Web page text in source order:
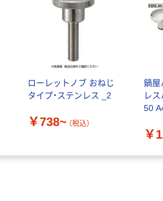
ローレットノブ おねじ
タイプ・ステンレス _2
￥738~ （税込）
鍋屋
レ
50
￥